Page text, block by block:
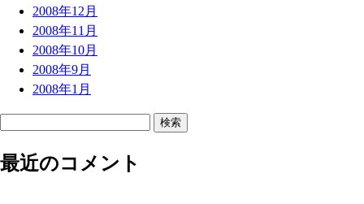
2008年12月
2008年11月
2008年10月
2008年9月
2008年1月
:最近のコメント